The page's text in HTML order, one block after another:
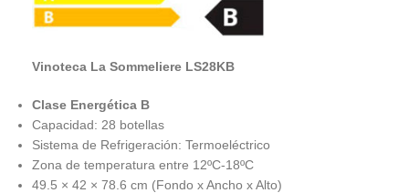
Vinoteca La Sommeliere LS28KB
Clase Energética B
Capacidad: 28 botellas
Sistema de Refrigeración: Termoeléctrico
Zona de temperatura entre 12ºC-18ºC
49.5 × 42 × 78.6 cm (Fondo x Ancho x Alto)